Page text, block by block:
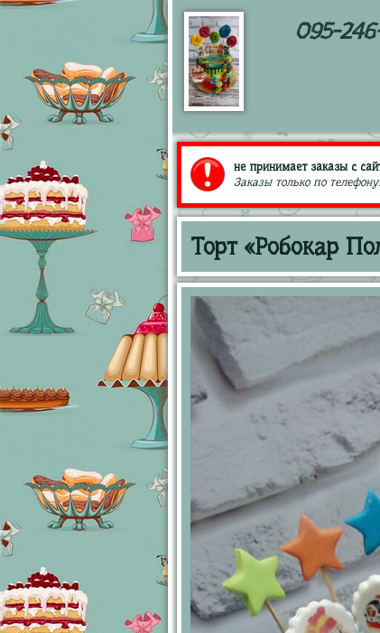
095-
не принимает заказы с
Заказы только по телефону!
Торт «Робокар